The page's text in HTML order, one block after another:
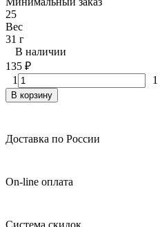
25
Вес
31 г
В наличии
135 ₽
1
1
В корзину
Доставка по России
On-line оплата
Система скидок